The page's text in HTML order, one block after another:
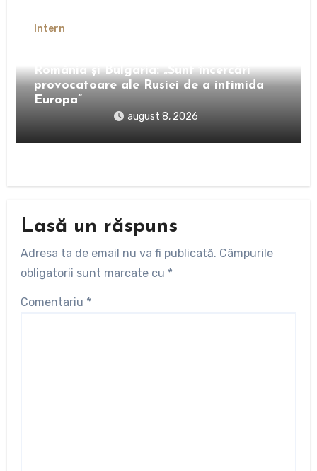
Intern
România și Bulgaria: „Sunt încercări
provocatoare ale Rusiei de a intimida
Europa”
august 8, 2026
Lasă un răspuns
Adresa ta de email nu va fi publicată. Câmpurile
obligatorii sunt marcate cu *
Comentariu *